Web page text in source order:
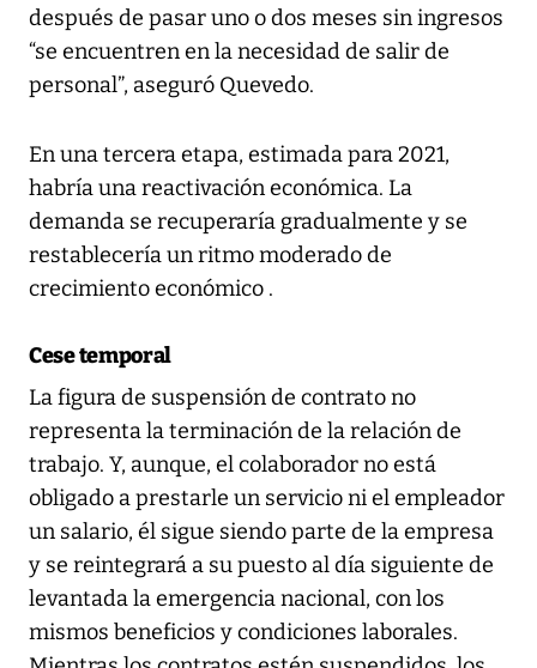
después de pasar uno o dos meses sin ingresos
“se encuentren en la necesidad de salir de
personal”, aseguró Quevedo.
En una tercera etapa, estimada para 2021,
habría una reactivación económica. La
demanda se recuperaría gradualmente y se
restablecería un ritmo moderado de
crecimiento económico .
Cese temporal
La figura de suspensión de contrato no
representa la terminación de la relación de
trabajo. Y, aunque, el colaborador no está
obligado a prestarle un servicio ni el empleador
un salario, él sigue siendo parte de la empresa
y se reintegrará a su puesto al día siguiente de
levantada la emergencia nacional, con los
mismos beneficios y condiciones laborales.